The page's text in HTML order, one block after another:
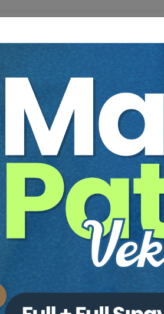
İş Kazası Davaları -I-
Aristo Yayınevi
Sepete Ekle